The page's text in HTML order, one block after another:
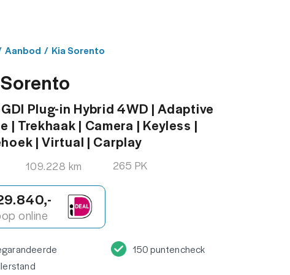
Aanbod / Kia Sorento
Plug-in Hybrid 4WD | Adaptive
| Trekhaak | Camera | Keyless |
| Virtual | Carplay
109.228 km 265 PK
online
150 puntencheck